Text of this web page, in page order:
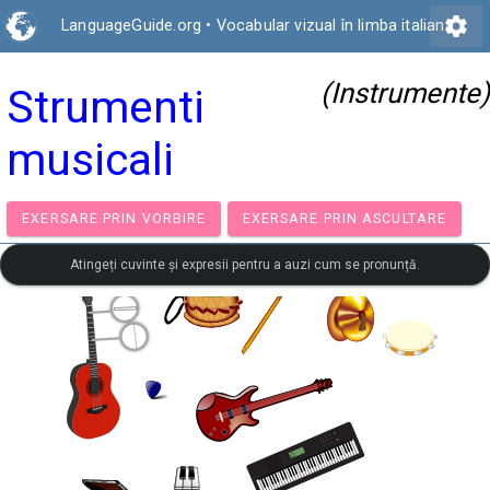
LanguageGuide.org • Vocabular vizual în limba italianăsettings
Strumenti
musicali
(Instrumente)
EXERSARE PRIN VORBIRE EXERSARE PRIN
Atingeți cuvinte și expresii pentru a auzi cum se pronunță.